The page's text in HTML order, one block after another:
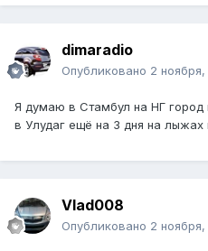
dimaradio
Опубликовано 2 ноября,
Я думаю в Стамбул на НГ город
в Улудаг ещё на 3 дня на лыжах
Vlad008
Опубликовано 2 ноября,